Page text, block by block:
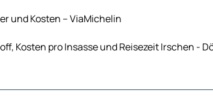
und Kosten – ViaMichelin
Kosten pro Insasse und Reisezeit Irschen -